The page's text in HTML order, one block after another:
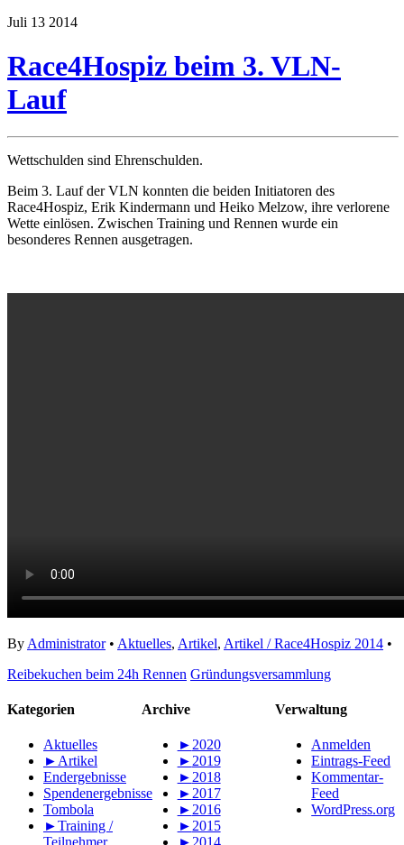
Juli 13 2014
Race4Hospiz beim 3. VLN-
Lauf
Wettschulden sind Ehrenschulden.
Beim 3. Lauf der VLN konnten die beiden Initiatoren des
Race4Hospiz, Erik Kindermann und Heiko Melzow, ihre verlorene
Wette einlösen. Zwischen Training und Rennen wurde ein
besonderes Rennen ausgetragen.
By Administrator• Aktuelles, Artikel, Artikel / Race4Hospiz 2014 •
Reibekuchen beim 24h Rennen Gründungsversammlung
Kategorien
Aktuelles
►Artikel
Endergebnisse
Spendenergebnisse
Tombola
►Training /
Archive
►2020
►2019
►2018
►2017
►2016
►2015
Verwaltung
Anmelden
Eintrags-Feed
Kommentar-
Feed
WordPress.org